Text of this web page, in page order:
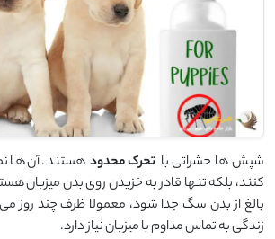
شپش ‌ها حشراتی با تحرک محدود هستند. آن ‌ها
کنند، بلکه تنها قادر به خزیدن روی بدن میزبان
بالغ از بدن سگ جدا شود، معمولا ظرف چند روز می
زندگی به تماس مداوم با میزبان نیاز دارد.